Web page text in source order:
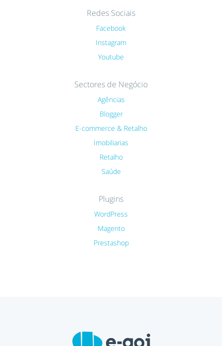
Redes Sociais
Facebook
Instagram
Youtube
Sectores de Negócio
Agências
Blogger
E-commerce & Retalho
Imobiliarias
Retalho
Saúde
Plugins
WordPress
Magento
Prestashop